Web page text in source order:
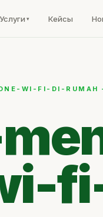
Услуги Кейсы
WI-FI-DI-RUMAH